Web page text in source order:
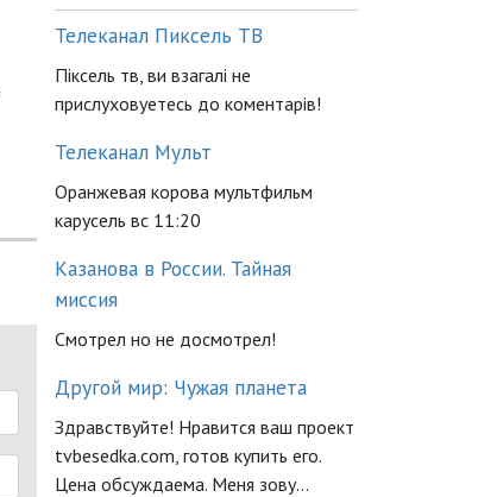
Телеканал Пиксель ТВ
Піксель тв, ви взагалі не
прислуховуетесь до коментарів!
Телеканал Мульт
Оранжевая корова мультфильм
карусель вс 11:20
Казанова в России. Тайная
миссия
Смотрел но не досмотрел!
Другой мир: Чужая планета
Здравствуйте! Нравится ваш проект
tvbesedka.com, готов купить его.
Цена обсуждаема. Меня зову...